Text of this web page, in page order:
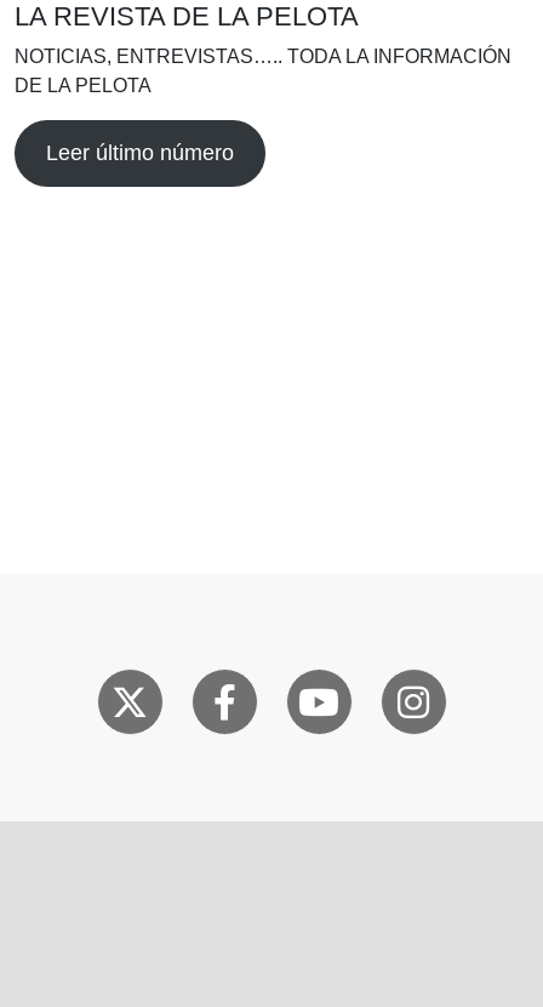
LA REVISTA DE LA PELOTA
NOTICIAS, ENTREVISTAS….. TODA LA INFORMACIÓN
DE LA PELOTA
Leer último número